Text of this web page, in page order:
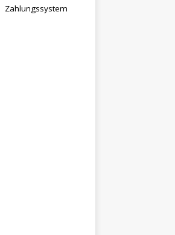
Zahlungssystem